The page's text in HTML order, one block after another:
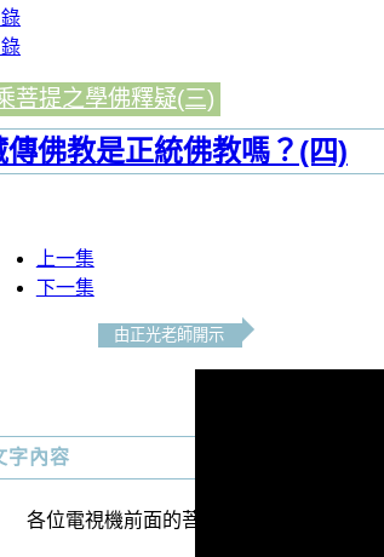
菩提之學佛釋疑(三)
傳佛教是正統佛教嗎？(四)
上一集
下一集
由正光老師開示
字內容
各位電視機前面的菩薩們：